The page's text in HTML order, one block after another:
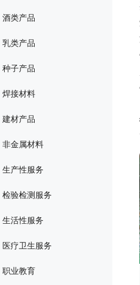
酒类产品
乳类产品
种子产品
焊接材料
建材产品
非金属材料
生产性服务
检验检测服务
生活性服务
医疗卫生服务
职业教育